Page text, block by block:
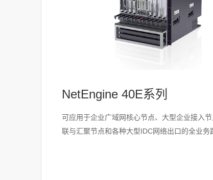
NetEngine 40E系列
可应用于企业广域网核心节点、大型企业接入
联与汇聚节点和各种大型IDC网络出口的全业务